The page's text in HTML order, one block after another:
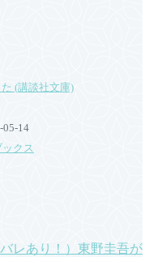
(講談社文庫)
05-14
クス
レあり！）東野圭吾が